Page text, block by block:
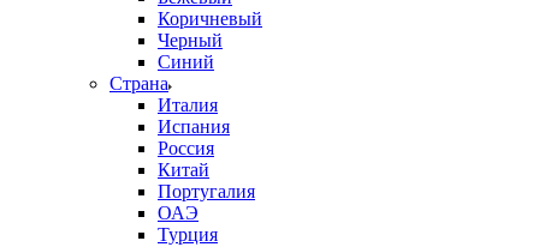
Коричневый
Черный
Синий
Страна
Италия
Испания
Россия
Китай
Португалия
ОАЭ
Турция